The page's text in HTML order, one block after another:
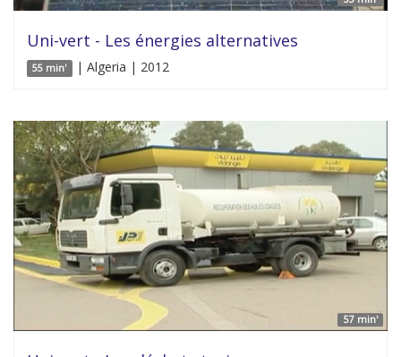
Uni-vert - Les énergies alternatives
55 min' | Algeria | 2012
57 min'